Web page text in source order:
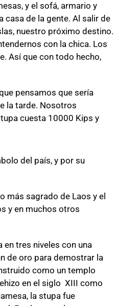
y el sofá, armario y
casa de la gente. Al salir de
nuestro próximo destino.
con la chica. Los
Así que con todo hecho,
pensamos que sería
la tarde. Nosotros
cuesta 10000 Kips y
del país, y por su
más sagrado de Laos y el
y en muchos otros
tres niveles con una
de oro para demostrar la
como un templo
en el siglo XIII como
la stupa fue